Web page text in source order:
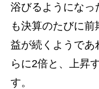
浴びるようになっ
も決算のたびに
益が続くようであ
らに2倍と、上昇
す。